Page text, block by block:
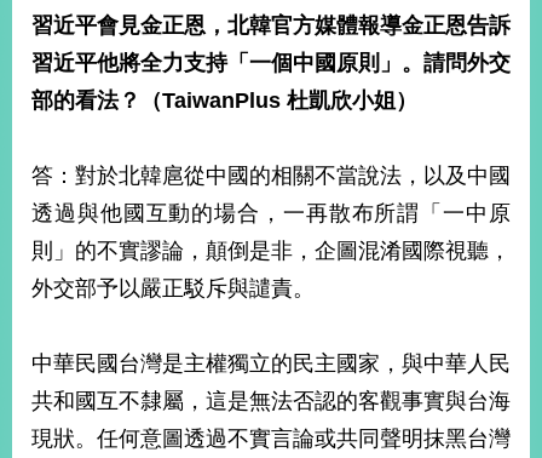
習近平會見金正恩，北韓官方媒體報導金正恩告訴
習近平他將全力支持「一個中國原則」。請問外交
部的看法？（TaiwanPlus 杜凱欣小姐）
答：對於北韓扈從中國的相關不當說法，以及中國
透過與他國互動的場合，一再散布所謂「一中原
則」的不實謬論，顛倒是非，企圖混淆國際視聽，
外交部予以嚴正駁斥與譴責。
中華民國台灣是主權獨立的民主國家，與中華人民
共和國互不隸屬，這是無法否認的客觀事實與台海
現狀。任何意圖透過不實言論或共同聲明抹黑台灣